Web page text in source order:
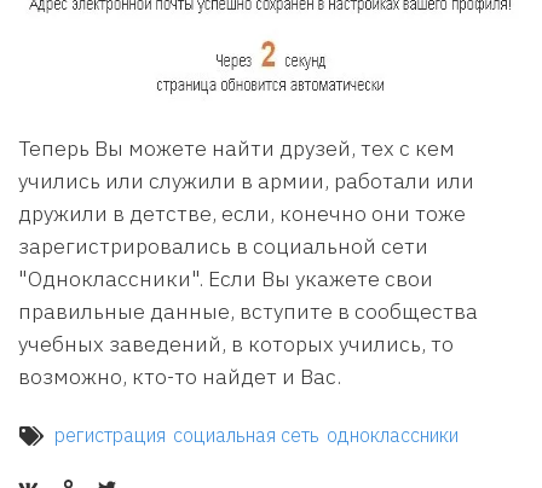
Теперь Вы можете найти друзей, тех с кем
учились или служили в армии, работали или
дружили в детстве, если, конечно они тоже
зарегистрировались в социальной сети
"Одноклассники". Если Вы укажете свои
правильные данные, вступите в сообщества
учебных заведений, в которых учились, то
возможно, кто-то найдет и Вас.
регистрация социальная сеть одноклассники